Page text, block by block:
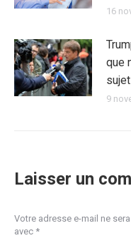
16
que
sujet
9
Laisser un
Votre adresse e-mail ne
avec *